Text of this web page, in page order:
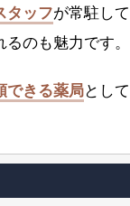
タッフが常駐して
るのも魅力です。
できる薬局として